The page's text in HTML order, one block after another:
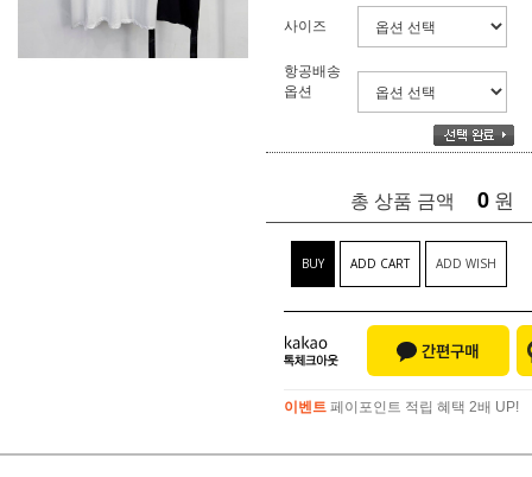
사이즈
항공배송
옵션
총 상품 금액 0 원
BUY ADD CART ADD WISH
이벤트 페이포인트 적립 혜택 2배 UP!